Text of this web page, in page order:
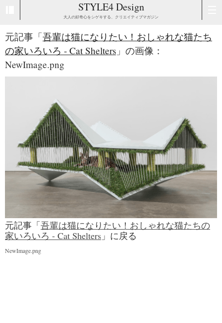
STYLE4 Design
大人の好奇心をシゲキする、クリエイティブマガジン
元記事「吾輩は猫になりたい！おしゃれな猫たち
の家いろいろ - Cat Shelters 」の画像：
NewImage.png
元記事「吾輩は猫になりたい！おしゃれな猫たちの
家いろいろ - Cat Shelters 」に戻る
NewImage.png